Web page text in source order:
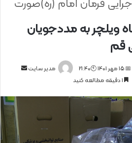
دستگاه ویلچر به مددجویان
قم
فرمان امام (ره)صورت
مدیر سایت
ی
📅 15 مهر 1401 🕙21:40